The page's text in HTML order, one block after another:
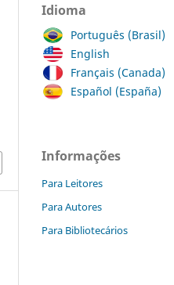
Idioma
Português (Brasil)
English
Français (Canada)
Español (España)
Informações
Para Leitores
Para Autores
Para Bibliotecários